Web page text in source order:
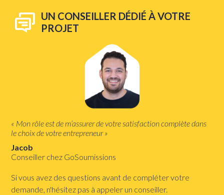
UN CONSEILLER DÉDIÉ À VOTRE
PROJET
« Mon rôle est de m’assurer de votre satisfaction complète dans
le choix de votre entrepreneur »
Jacob
Conseiller chez GoSoumissions
Si vous avez des questions avant de compléter votre
demande, n'hésitez pas à appeler un conseiller.